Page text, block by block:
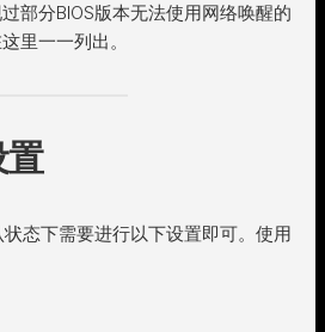
部分BIOS版本无法使用网络唤醒的
里一一列出。
置
态下需要进行以下设置即可。使用